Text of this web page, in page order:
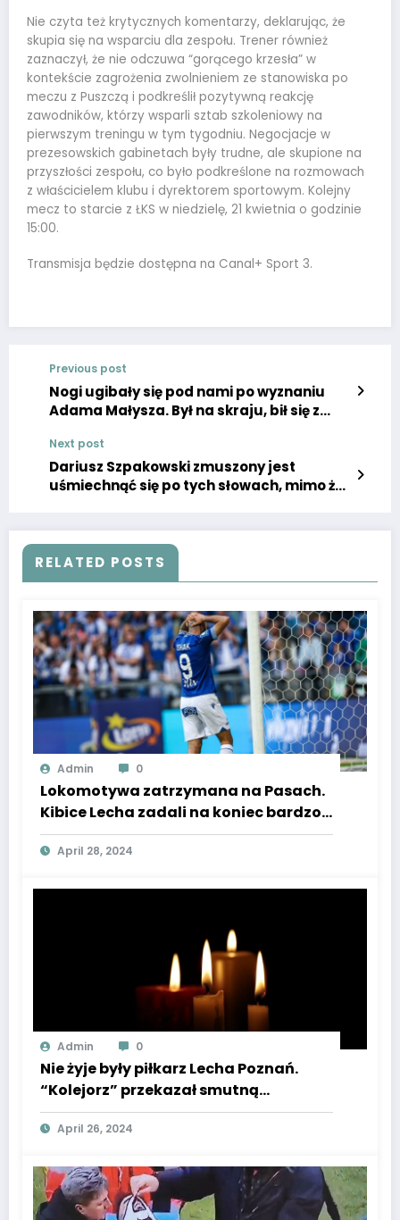
Nie czyta też krytycznych komentarzy, deklarując, że
skupia się na wsparciu dla zespołu. Trener również
zaznaczył, że nie odczuwa “gorącego krzesła” w
kontekście zagrożenia zwolnieniem ze stanowiska po
meczu z Puszczą i podkreślił pozytywną reakcję
zawodników, którzy wsparli sztab szkoleniowy na
pierwszym treningu w tym tygodniu. Negocjacje w
prezesowskich gabinetach były trudne, ale skupione na
przyszłości zespołu, co było podkreślone na rozmowach
z właścicielem klubu i dyrektorem sportowym. Kolejny
mecz to starcie z ŁKS w niedzielę, 21 kwietnia o godzinie
15:00.
Transmisja będzie dostępna na Canal+ Sport 3.
Previous post
Nogi ugibały się pod nami po wyznaniu
Adama Małysza. Był na skraju, bił się z
Next post
Dariusz Szpakowski zmuszony jest
uśmiechnąć się po tych słowach, mimo że
RELATED POSTS
Admin 0
Lokomotywa zatrzymana na Pasach.
Kibice Lecha zadali na koniec bardzo
konkretne pytanie.
April 28, 2024
Admin 0
Nie żyje były piłkarz Lecha Poznań.
“Kolejorz” przekazał smutną
wiadomość! Klub pogrążył się w
żałobie
April 26, 2024